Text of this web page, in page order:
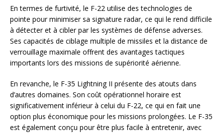
En termes de furtivité, le F-22 utilise des technologies de
pointe pour minimiser sa signature radar, ce qui le rend difficile
à détecter et à cibler par les systèmes de défense adverses.
Ses capacités de ciblage multiple de missiles et la distance de
verrouillage maximale offrent des avantages tactiques
importants lors des missions de supériorité aérienne.
En revanche, le F-35 Lightning II présente des atouts dans
d’autres domaines. Son coût opérationnel horaire est
significativement inférieur à celui du F-22, ce qui en fait une
option plus économique pour les missions prolongées. Le F-35
est également conçu pour être plus facile à entretenir, avec